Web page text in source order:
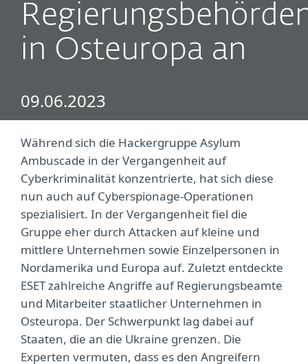
in Osteuropa an
09.06.2023
Während sich die Hackergruppe Asylum
Ambuscade in der Vergangenheit auf
Cyberkriminalität konzentrierte, hat sich diese
nun auch auf Cyberspionage-Operationen
spezialisiert. In der Vergangenheit fiel die
Gruppe eher durch Attacken auf kleine und
mittlere Unternehmen sowie Einzelpersonen in
Nordamerika und Europa auf. Zuletzt entdeckte
ESET zahlreiche Angriffe auf Regierungsbeamte
und Mitarbeiter staatlicher Unternehmen in
Osteuropa. Der Schwerpunkt lag dabei auf
Staaten, die an die Ukraine grenzen. Die
Experten vermuten, dass es den Angreifern